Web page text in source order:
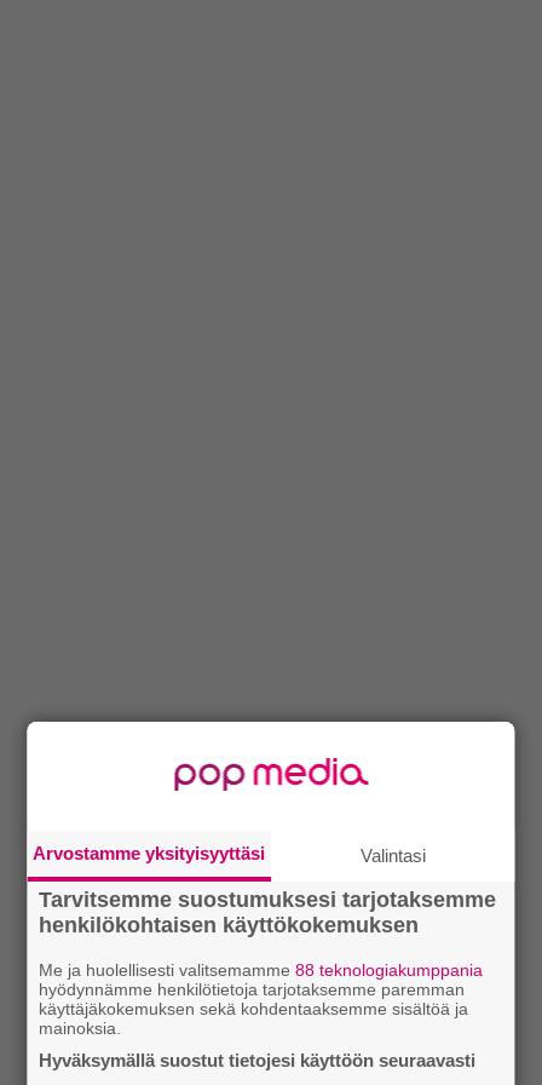
Arvostamme yksityisyyttäsi Valintasi
Tarvitsemme suostumuksesi tarjotaksemme
henkilökohtaisen käyttökokemuksen
Me ja huolellisesti valitsemamme88 teknologiakumppania
hyödynnämme henkilötietoja tarjotaksemme paremman
käyttäjäkokemuksen sekä kohdentaaksemme sisältöä ja
mainoksia.
Hyväksymällä suostut tietojesi käyttöön seuraavasti